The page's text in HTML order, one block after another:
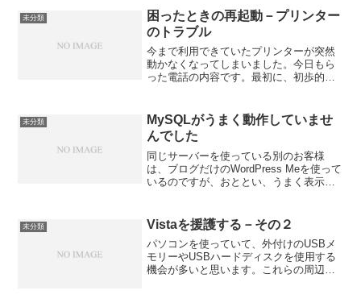
す。但し、「無制限版」とはいっても、
永久に使えるわけではありませ...
未分類
困ったときの再起動－プリンター
のトラブル
今まで利用できていたプリンターが突然
動かなくなってしまいました。今日もら
った電話の内容です。最初に、初歩的で
いない、ということでした。そこで、ま
ずは、「困った時の再起動...
未分類
MySQLがうまく動作していませ
んでした
同じサーバーを使っている別のお客様
は、ブログだけのWordPress Meを使って
いるのですが、おととい、うまく表示さ
たところ、復旧しました。-----------...
未分類 Vistaを援護する－その２
パソコンを使っていて、外付けのUSBメ
モリーやUSBハードディスクを使用する
機会が多いと思います。これらの周辺機